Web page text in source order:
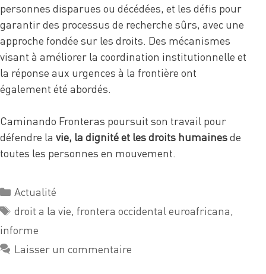
personnes disparues ou décédées, et les défis pour
garantir des processus de recherche sûrs, avec une
approche fondée sur les droits. Des mécanismes
visant à améliorer la coordination institutionnelle et
la réponse aux urgences à la frontière ont
également été abordés.
Caminando Fronteras poursuit son travail pour
défendre la vie, la dignité et les droits humainesde
toutes les personnes en mouvement.
Actualité
droit a la vie, frontera occidental euroafricana,
informe
Laisser un commentaire